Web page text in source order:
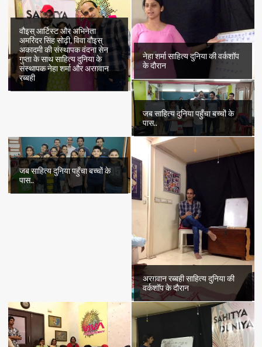
वौइस् आर्टिस्ट और अभिनेता
अमरिंदर सिंह सोढ़ी, विवा वौइस्
अकादमी की संस्थापक वंदना सेन
गुप्ता के साथ साहित्य दुनिया के
संस्थापक नेहा शर्मा और अरग़वान
रब्बही
नेहा शर्मा साहित्य दुनिया की वर्कशॉप
के दौरान
जब साहित्य दुनिया पहुँचा बच्चों के
पास..
जब साहित्य दुनिया पहुँचा बच्चों के
पास..
अरग़वान रब्बही साहित्य दुनिया की
वर्कशॉप के दौरान